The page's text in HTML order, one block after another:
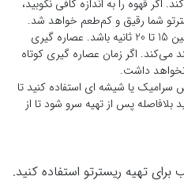
تهیه ریسترتو استفاده کنید.
تمیز و سرویس کنید.
ریسترتو استفاده کنید.
ریسترتو بی‌نظیر و با طعم و عطر
دارد؟